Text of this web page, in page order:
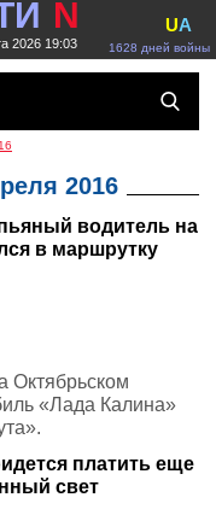
N
2026 19:03 1628 дней войны
UA
2016
водитель на
в маршрутку
Октябрьском
«Лада Калина»
платить еще
свет